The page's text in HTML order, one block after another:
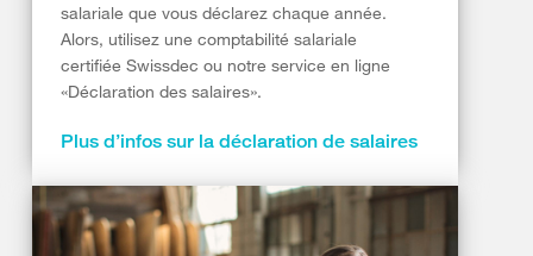
salariale que vous déclarez chaque année.
Alors, utilisez une comptabilité salariale
certifiée Swissdec ou notre service en ligne
«Déclaration des salaires».
Plus d’infos sur la déclaration de salaires